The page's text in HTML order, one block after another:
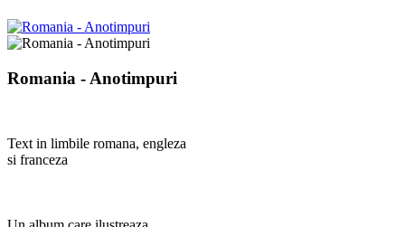
Romania - Anotimpuri
Text in limbile romana, engleza
si franceza